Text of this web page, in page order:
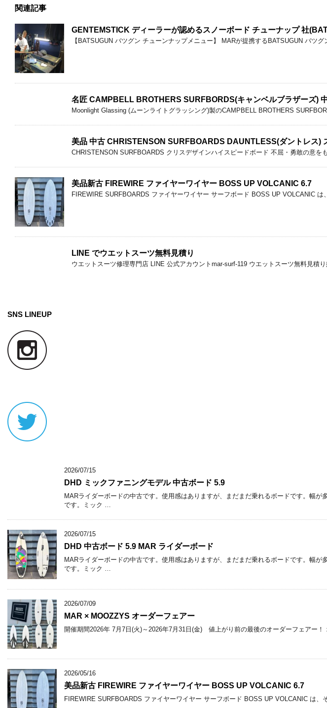
関連記事
GENTEMSTICK ディーラーが認めるスノーボード チューナップ 社
【BATSUGUN バツグン チューンナップメニュー】 MARが提携するBATSUGUN バ
名匠 CAMPBELL BROTHERS SURFBORDS(キャンベルブラザーズ) 中
Moonlight Glassing (ムーンライトグラッシング)製のCAMPBELL BROTHERS
美品 中古 CHRISTENSON SURFBOARDS DAUNTLESS(ダントレス)
CHRISTENSON SURFBOARDS クリスデザインハイスピードボード 不屈・勇敢の意
美品新古 FIREWIRE ファイヤーワイヤー BOSS UP VOLCANIC 6.7
FIREWIRE SURFBOARDS ファイヤーワイヤー サーフボード BOSS UP VOLCANIC
LINE でウエットスーツ無料見積り
ウエットスーツ修理専門店 LINE 公式アカウントmar-surf-119 ウエットスーツ無料見
SNS LINEUP
2026/07/15
DHD ミックファニングモデル 中古ボード 5.9
MARライダーボードの中古です。使用感はありますが、まだまだ乗れるボードです。幅
です。ミック …
2026/07/15
DHD 中古ボード 5.9 MAR ライダーボード
MARライダーボードの中古です。使用感はありますが、まだまだ乗れるボードです。幅
です。ミック …
2026/07/09
MAR × MOOZZYS オーダーフェアー
開催期間2026年 7月7日(火)～2026年7月31日(金) 値上がり前の最後のオーダーフェアー
2026/05/16
美品新古 FIREWIRE ファイヤーワイヤー BOSS UP VOLCANIC 6.7
FIREWIRE SURFBOARDS ファイヤーワイヤー サーフボード BOSS UP VOLCANIC は